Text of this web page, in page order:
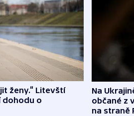
ženy.“ Litevští
dohodu o
Na
občané z
na straně